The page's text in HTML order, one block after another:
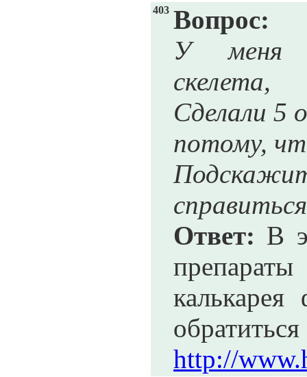
403 Вопрос:
У меня
скелета,
Сделали 5
потому,
Ответ: В
http://